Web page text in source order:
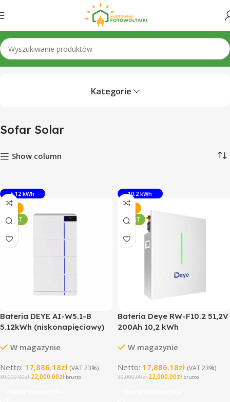
Strona główna Producent Sofar Solar
Kategorie
Sofar Solar
Show column
5.12 kWh
-27%
10 LAT
Bateria DEYE AI-W5.1-B
5.12kWh (niskonapięciowy)
W magazynie
Netto: 17,886.18zł (VAT 23%)
30,000.00zł 22,000.00zł brutto
10.2 kWh
-27%
10 LAT
Bateria Deye RW-F10.2 51,2V
200Ah 10,2 kWh
W magazynie
Netto: 17,886.18zł (VAT 23%)
30,000.00zł 22,000.00zł brutto